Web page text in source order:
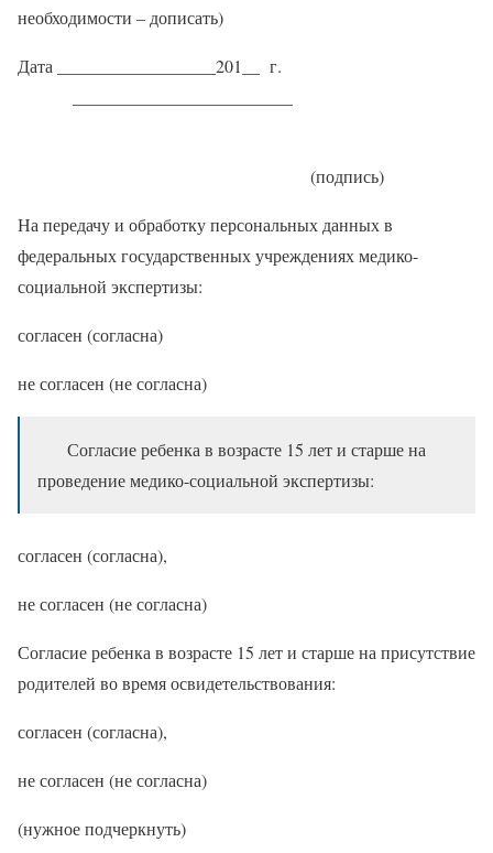
необходимости – дописать)
Дата __________________201__ г.
(подпись)
На передачу и обработку персональных данных в
федеральных государственных учреждениях медико-
социальной экспертизы:
согласен (согласна)
не согласен (не согласна)
Согласие ребенка в возрасте 15 лет и старше на
проведение медико-социальной экспертизы:
согласен (согласна),
не согласен (не согласна)
Согласие ребенка в возрасте 15 лет и старше на присутствие
родителей во время освидетельствования:
согласен (согласна),
не согласен (не согласна)
(нужное подчеркнуть)